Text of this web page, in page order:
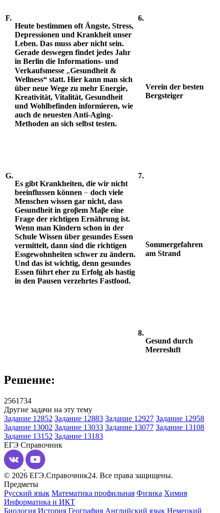
F.
Heute bestimmen oft Ängste, Stress,
Depressionen und Krankheit unser
Leben. Das muss aber nicht sein.
Gerade deswegen findet jedes Jahr
in Berlin die Informations- und
Verkaufsmesse „Gesundheit &
Wellness“ statt. Hier kann man sich
über neue Wege zu mehr Energie,
Kreativität, Vitalität, Gesundheit
und Wohlbefinden informieren, wie
auch de neuesten Anti-Aging-
Methoden an sich selbst testen.
6.
Verein der besten
Bergsteiger
G.
Es gibt Krankheiten, die wir nicht
beeinflussen können –doch viele
Menschen wissen gar nicht, dass
Gesundheit in groβem Maβe eine
Frage der richtigen Ernährung ist.
Wenn man Kindern schon in der
Schule Wissen über gesundes Essen
vermittelt, dann sind die richtigen
Essgewohnheiten schwer zu ändern.
Und das ist wichtig, denn gesundes
Essen führt eher zu Erfolg als hastig
in den Pausen verzehrtes Fastfood.
7.
Sommergefahren
am Strand
8.
Gesund durch
Meeresluft
Решение:
2561734
Другие задачи на эту тему
Задание 12852 Задание 12883 Задание 12927 Задание 12958
Задание 13002 Задание 13033 Задание 13077 Задание 13108
Задание 13152 Задание 13183
ЕГЭ Справочник
© 2026 ЕГЭ.Справочник24. Все права защищены.
Предметы
Русский язык Математика профильная Физика Химия
Информатика и ИКТ
Биология История География Английский язык Немецкий